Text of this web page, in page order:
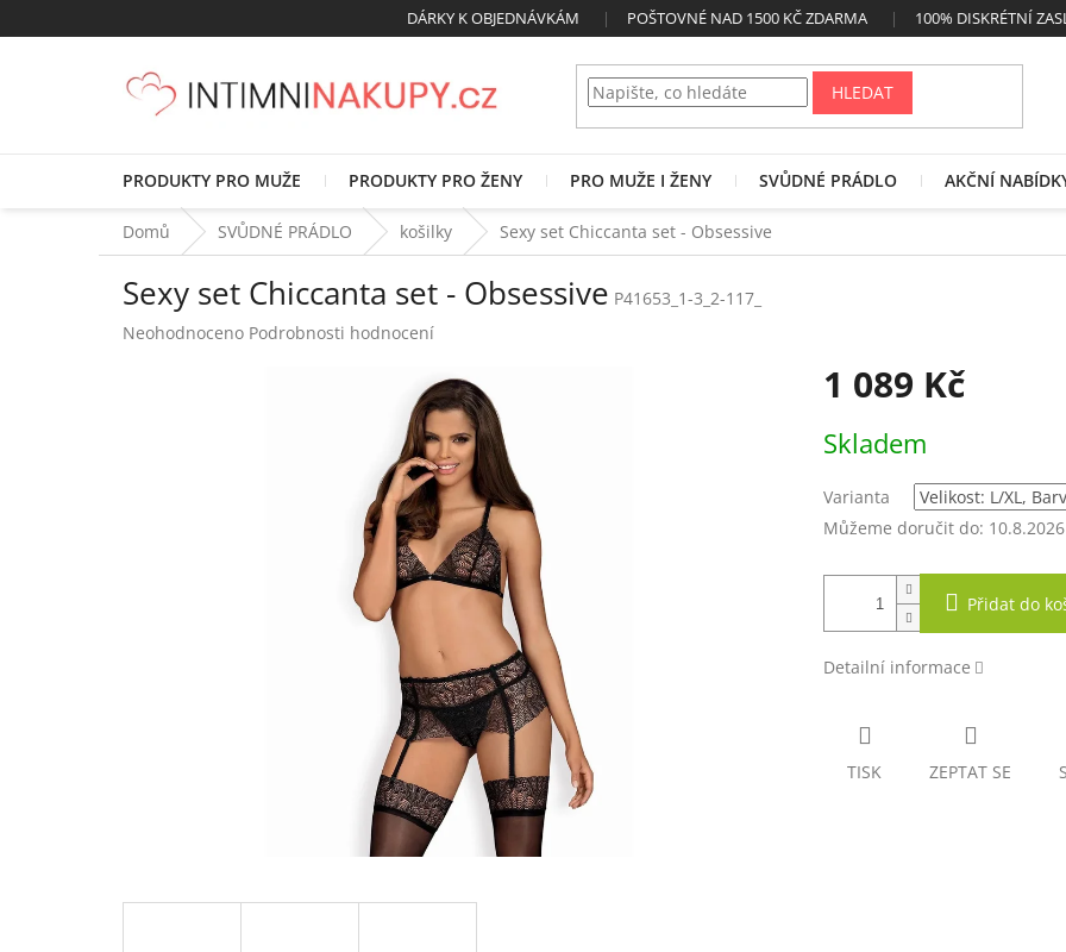
na
DÁRKY K OBJEDNÁVKÁM POŠTOVNÉ NAD 1500 KČ ZDARMA 100% DISKRÉTNÍ
HLEDAT
PRODUKTY PRO MUŽE PRODUKTY PRO ŽENY PRO MUŽE I ŽENY SVŮDNÉ PRÁDLO AKČNÍ
Domů SVŮDNÉ PRÁDLO košilky Sexy set Chiccanta set - Obsessive
Sexy set Chiccanta set - Obsessive P41653_1-3_2-117_
Průměrné
Neohodnoceno Podrobnosti hodnocení
1 089 Kč
cena:
Skladem
Varianta
Můžeme doručit do: 10.8.2026
Přidat do
Detailní informace
TISK ZEPTAT SE